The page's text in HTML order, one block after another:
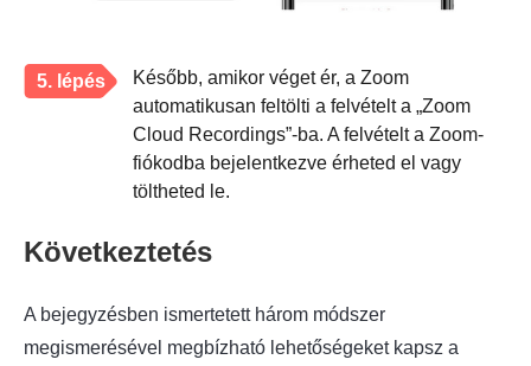
5. lépés
Később, amikor véget ér, a Zoom
automatikusan feltölti a felvételt a „Zoom
Cloud Recordings”-ba. A felvételt a Zoom-
fiókodba bejelentkezve érheted el vagy
töltheted le.
Következtetés
A bejegyzésben ismertetett három módszer
megismerésével megbízható lehetőségeket kapsz a